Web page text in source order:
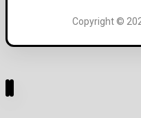
Copyright ©